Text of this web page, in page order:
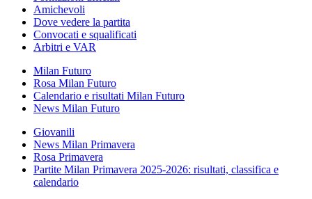
Amichevoli
Dove vedere la partita
Convocati e squalificati
Arbitri e VAR
Milan Futuro
Rosa Milan Futuro
Calendario e risultati Milan Futuro
News Milan Futuro
Giovanili
News Milan Primavera
Rosa Primavera
Partite Milan Primavera 2025-2026: risultati, classifica e
calendario